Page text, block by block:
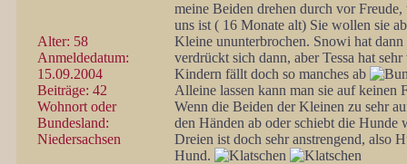
Alter: 58
Anmeldedatum:
15.09.2004
Beiträge: 42
Wohnort oder
Bundesland:
Niedersachsen
meine Beiden drehen durch vor
uns ist ( 16 Monate alt) Sie wollen sie
Kleine ununterbrochen. Snowi hat
verdrückt sich dann, aber Tessa hat
Kindern fällt doch so manches ab
Alleine lassen kann man sie auf keinen
Wenn die Beiden der Kleinen zu sehr
den Händen ab oder schiebt die Hunde
Dreien ist doch sehr anstrengend, also
Hund.